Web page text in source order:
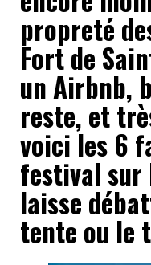
propreté
Fort de
un Airbnb,
reste, et
voici les 6
festival sur
laisse
tente ou le